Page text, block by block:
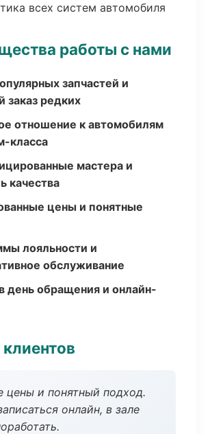
всех систем автомобиля
работы с нами
запчастей и
заказ редких
отношение к автомобилям
класса
мастера и
качества
цены и понятные
лояльности и
обслуживание
день обращения и онлайн-
цены и понятный подход.
онлайн, в зале